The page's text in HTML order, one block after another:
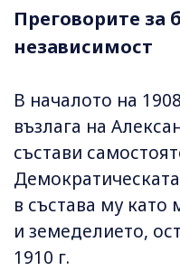
Преговорите за
независимост
В началото на
възлага на
състави
в състава му като
и земеделието,
1910 г.